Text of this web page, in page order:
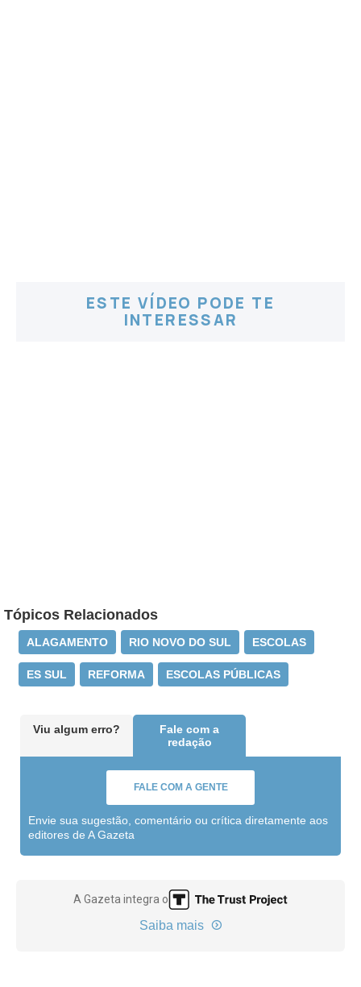
ESTE VÍDEO PODE TE
INTERESSAR
Tópicos Relacionados
ALAGAMENTO RIO NOVO DO SUL ESCOLAS
ES SUL REFORMA ESCOLAS PÚBLICAS
Viu algum erro?
Fale com a
redação
FALE COM A GENTE
Envie sua sugestão, comentário ou crítica diretamente aos
editores de A Gazeta
A Gazeta integra o
Saiba mais